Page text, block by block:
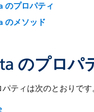
のプロパティ
のメソッド
のプロパ
ティは次のとおりです